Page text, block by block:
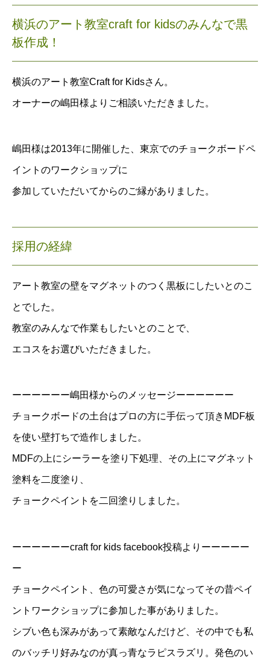
横浜のアート教室craft for kidsのみんなで黒
板作成！
横浜のアート教室Craft for Kidsさん。
オーナーの嶋田様よりご相談いただきました。
嶋田様は2013年に開催した、東京でのチョークボードペ
イントのワークショップに
参加していただいてからのご縁がありました。
採用の経緯
アート教室の壁をマグネットのつく黒板にしたいとのこ
とでした。
教室のみんなで作業もしたいとのことで、
エコスをお選びいただきました。
ーーーーーー嶋田様からのメッセージーーーーーー
チョークボードの土台はプロの方に手伝って頂きMDF板
を使い壁打ちで造作しました。
MDFの上にシーラーを塗り下処理、その上にマグネット
塗料を二度塗り、
チョークペイントを二回塗りしました。
ーーーーーーcraft for kids facebook投稿よりーーーーー
ー
チョークペイント、色の可愛さが気になってその昔ペイ
ントワークショップに参加した事がありました。
シブい色も深みがあって素敵なんだけど、その中でも私
のバッチリ好みなのが真っ青なラピスラズリ。発色のい